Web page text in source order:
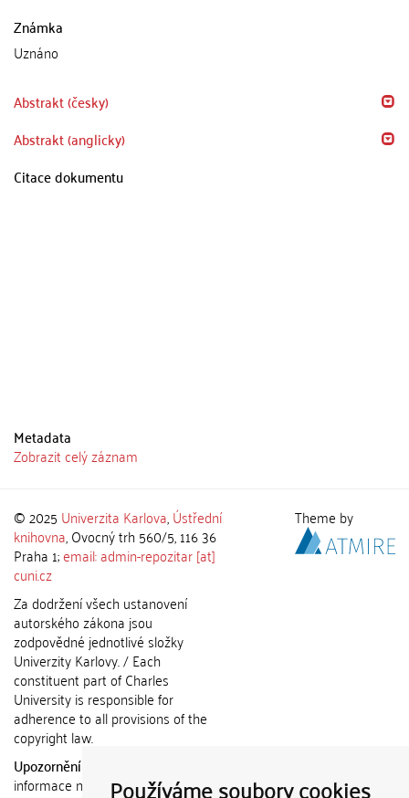
Používáme soubory cookies
Známka
Uznáno
Abstrakt (česky)
Abstrakt (anglicky)
Citace dokumentu
Metadata
Zobrazit celý záznam
© 2025 Univerzita Karlova,Ústřední
knihovna, Ovocný trh 560/5, 116 36
Praha 1;email: admin-repozitar [at]
cuni.cz
Za dodržení všech ustanovení
autorského zákona jsou
zodpovědné jednotlivé složky
Univerzity Karlovy. / Each
constituent part of Charles
University is responsible for
adherence to all provisions of the
copyright law.
Upozornění / Notice:
informace nemohou být použity k
Theme by